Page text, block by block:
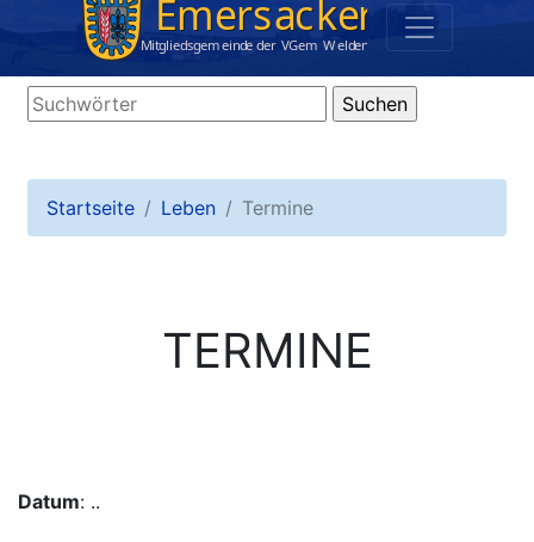
Startseite Leben Termine
TERMINE
Datum: ..